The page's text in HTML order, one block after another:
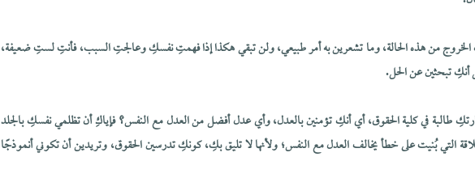
من هذه الحالة، وما تشعرين به أمر طبيعي، ولن تبقي هكذا إذا فهمتِ نفسكِ وعالجتِ السبب، فأنتِ لستِ ضعيفة،
أنكِ تبحثين عن الحل.
طالبة في كلية الحقوق، أي أنكِ تؤمنين بالعدل، وأي عدل أفضل من العدل مع النفس؟ فإياكِ أن تظلمي نفسكِ بالجلد
التي بُنيت على خطأ يخالف العدل مع النفس؛ ولأنها لا تليق بكِ، كونكِ تدرسين الحقوق، وتريدين أن تكوني أنموذجًا